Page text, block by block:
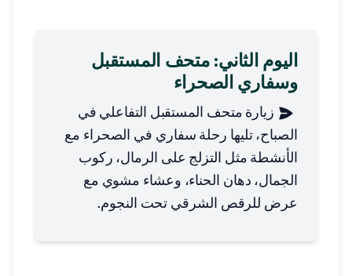
اليوم الثاني: متحف المستقبل
وسفاري الصحراء
زيارة متحف المستقبل التفاعلي في
الصباح، تليها رحلة سفاري في الصحراء مع
الأنشطة مثل التزلج على الرمال، ركوب
الجمال، دهان الحناء، وعشاء مشوي مع
عرض للرقص الشرقي تحت النجوم.